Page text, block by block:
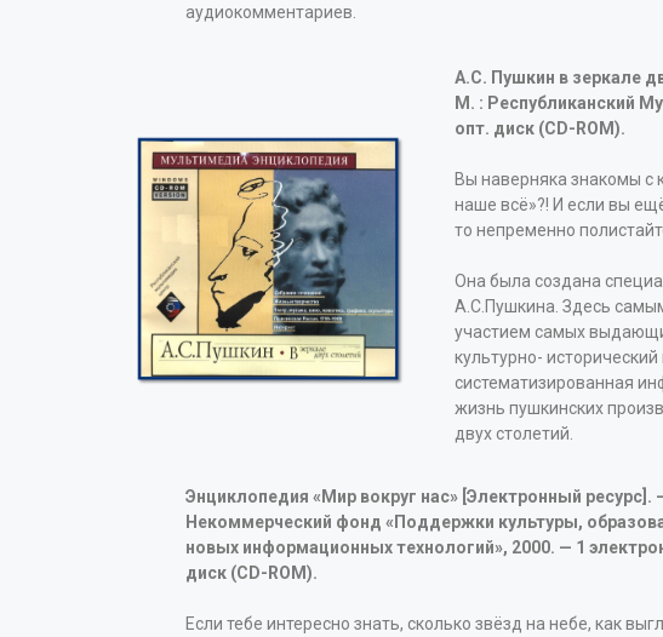
аудиокомментариев.
А.С. Пушкин в зеркале
М. : Республиканский
опт. диск (CD-ROM).
Вы наверняка знакомы
наше всё»?! И если вы
то непременно
Она была создана
А.С.Пушкина. Здесь
участием самых
культурно-
систематизированная
жизнь пушкинских
двух столетий.
Энциклопедия «Мир вокруг нас» [Электронный ресурс].
Некоммерческий фонд «Поддержки культуры,
новых информационных технологий», 2000. — 1
диск (CD-ROM).
Если тебе интересно знать, сколько звёзд на небе, как